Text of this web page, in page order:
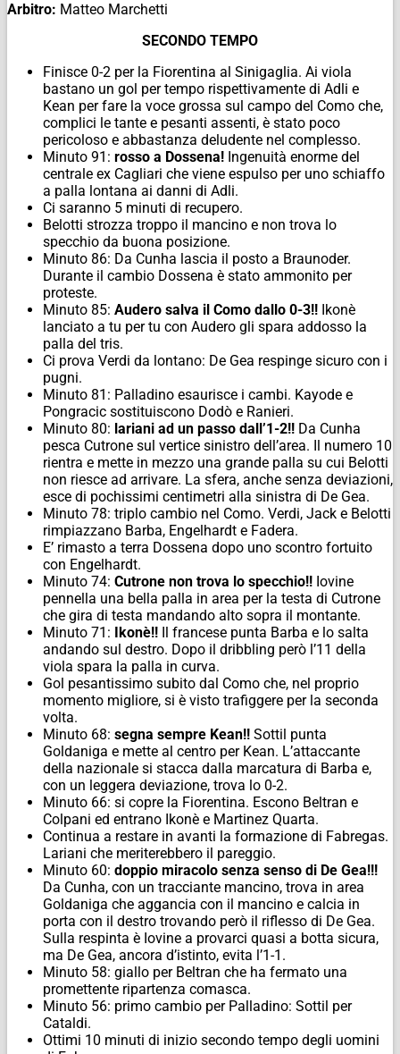
Arbitro: Matteo Marchetti
SECONDO TEMPO
Finisce 0-2 per la Fiorentina al Sinigaglia. Ai viola
bastano un gol per tempo rispettivamente di Adli e
Kean per fare la voce grossa sul campo del Como che,
complici le tante e pesanti assenti, è stato poco
pericoloso e abbastanza deludente nel complesso.
Minuto 91: rosso a Dossena! Ingenuità enorme del
centrale ex Cagliari che viene espulso per uno schiaffo
a palla lontana ai danni di Adli.
Ci saranno 5 minuti di recupero.
Belotti strozza troppo il mancino e non trova lo
specchio da buona posizione.
Minuto 86: Da Cunha lascia il posto a Braunoder.
Durante il cambio Dossena è stato ammonito per
proteste.
Minuto 85: Audero salva il Como dallo 0-3!! Ikonè
lanciato a tu per tu con Audero gli spara addosso la
palla del tris.
Ci prova Verdi da lontano: De Gea respinge sicuro con i
pugni.
Minuto 81: Palladino esaurisce i cambi. Kayode e
Pongracic sostituiscono Dodò e Ranieri.
Minuto 80: lariani ad un passo dall’1-2!! Da Cunha
pesca Cutrone sul vertice sinistro dell’area. Il numero 10
rientra e mette in mezzo una grande palla su cui Belotti
non riesce ad arrivare. La sfera, anche senza deviazioni,
esce di pochissimi centimetri alla sinistra di De Gea.
Minuto 78: triplo cambio nel Como. Verdi, Jack e Belotti
rimpiazzano Barba, Engelhardt e Fadera.
E’ rimasto a terra Dossena dopo uno scontro fortuito
con Engelhardt.
Minuto 74: Cutrone non trova lo specchio!! Iovine
pennella una bella palla in area per la testa di Cutrone
che gira di testa mandando alto sopra il montante.
Minuto 71: Ikonè!! Il francese punta Barba e lo salta
andando sul destro. Dopo il dribbling però l’11 della
viola spara la palla in curva.
Gol pesantissimo subito dal Como che, nel proprio
momento migliore, si è visto trafiggere per la seconda
volta.
Minuto 68: segna sempre Kean!! Sottil punta
Goldaniga e mette al centro per Kean. L’attaccante
della nazionale si stacca dalla marcatura di Barba e,
con un leggera deviazione, trova lo 0-2.
Minuto 66: si copre la Fiorentina. Escono Beltran e
Colpani ed entrano Ikonè e Martinez Quarta.
Continua a restare in avanti la formazione di Fabregas.
Lariani che meriterebbero il pareggio.
Minuto 60: doppio miracolo senza senso di De Gea!!!
Da Cunha, con un tracciante mancino, trova in area
Goldaniga che aggancia con il mancino e calcia in
porta con il destro trovando però il riflesso di De Gea.
Sulla respinta è Iovine a provarci quasi a botta sicura,
ma De Gea, ancora d’istinto, evita l’1-1.
Minuto 58: giallo per Beltran che ha fermato una
promettente ripartenza comasca.
Minuto 56: primo cambio per Palladino: Sottil per
Cataldi.
Ottimi 10 minuti di inizio secondo tempo degli uomini